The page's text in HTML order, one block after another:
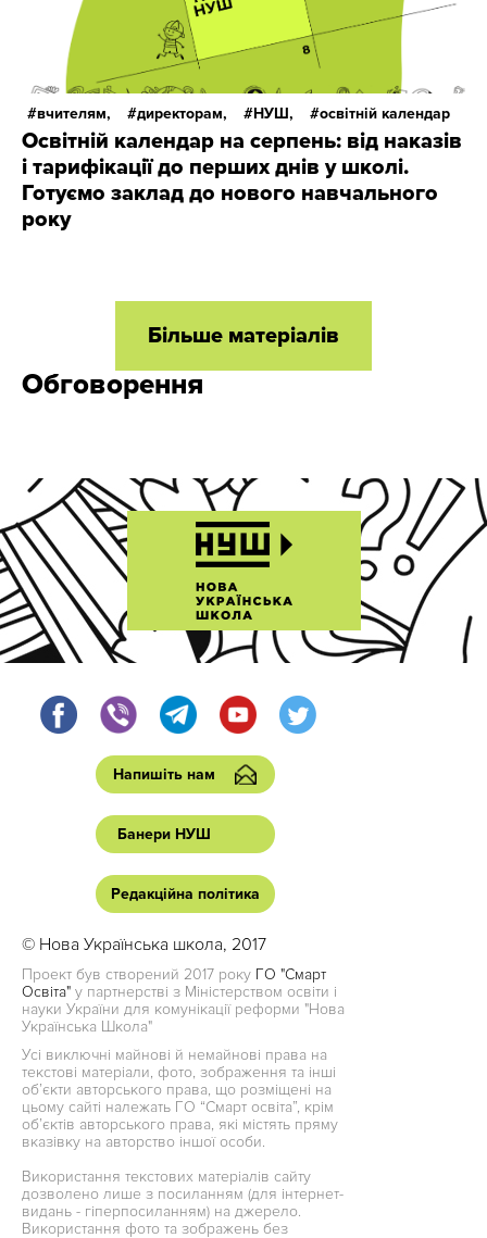
вчителям, директорам, НУШ, освітній календар
Освітній календар на серпень: від наказів
і тарифікації до перших днів у школі.
Готуємо заклад до нового навчального
року
Більше матеріалів
Обговорення
Напишіть нам
Банери НУШ
Редакційна політика
© Нова Українська школа, 2017
Проект був створений 2017 року ГО "Смарт
Освіта" у партнерстві з Міністерством освіти і
науки України для комунікації реформи "Нова
Українська Школа"
Усі виключні майнові й немайнові права на
текстові матеріали, фото, зображення та інші
об’єкти авторського права, що розміщені на
цьому сайті належать ГО “Смарт освіта”, крім
об’єктів авторського права, які містять пряму
вказівку на авторство іншої особи.
Використання текстових матеріалів сайту
дозволено лише з посиланням (для інтернет-
видань - гіперпосиланням) на джерело.
Використання фото та зображень без